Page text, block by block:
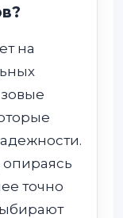
на
точно